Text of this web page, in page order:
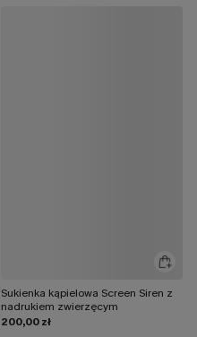
Sukienka kąpielowa Screen Siren z
nadrukiem zwierzęcym
200,00 zł